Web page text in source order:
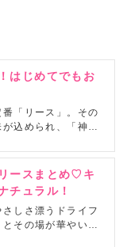
はじめてでもお
「リース」。その
込められ、「神の
「しめ縄」と役割
だとなかなか高額
、コストをかけず
ともできますよ。
ースまとめ♡キ
チュラル！
しさ漂うドライフ
その場が華やいで